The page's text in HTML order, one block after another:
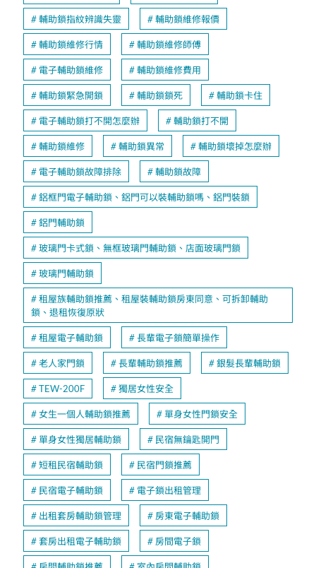
輔助鎖指紋辨識失靈 輔助鎖維修報價
輔助鎖維修行情 輔助鎖維修師傅
電子輔助鎖維修 輔助鎖維修費用
輔助鎖緊急開鎖 輔助鎖鎖死 輔助鎖卡住
電子輔助鎖打不開怎麼辦 輔助鎖打不開
輔助鎖維修 輔助鎖異常 輔助鎖壞掉怎麼辦
電子輔助鎖故障排除 輔助鎖故障
鋁框門電子輔助鎖、鋁門可以裝輔助鎖嗎、鋁門裝鎖
鋁門輔助鎖
玻璃門卡式鎖、無框玻璃門輔助鎖、店面玻璃門鎖
玻璃門輔助鎖
租屋族輔助鎖推薦、租屋裝輔助鎖房東同意、可拆卸輔助
鎖、退租恢復原狀
租屋電子輔助鎖 長輩電子鎖簡單操作
老人家門鎖 長輩輔助鎖推薦 銀髮長輩輔助鎖
TEW-200F 獨居女性安全
女生一個人輔助鎖推薦 單身女性門鎖安全
單身女性獨居輔助鎖 民宿無鑰匙開門
短租民宿輔助鎖 民宿門鎖推薦
民宿電子輔助鎖 電子鎖出租管理
出租套房輔助鎖管理 房東電子輔助鎖
套房出租電子輔助鎖 房間電子鎖